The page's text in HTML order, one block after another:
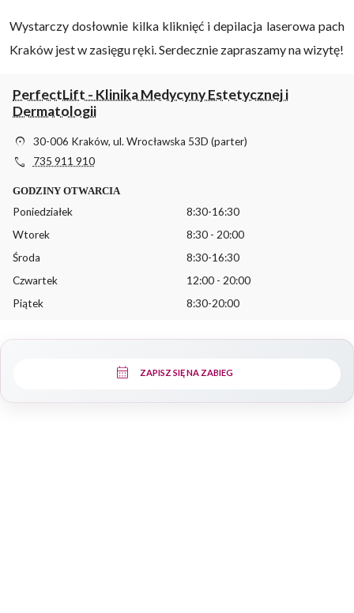
Wystarczy dosłownie kilka kliknięć i depilacja laserowa pach
Kraków jest w zasięgu ręki. Serdecznie zapraszamy na wizytę!
PerfectLift - Klinika Medycyny Estetycznej i
Dermatologii
location_on 30-006 Kraków, ul. Wrocławska 53D (parter)
phone 735 911 910
GODZINY OTWARCIA
Poniedziałek
8:30-16:30
Wtorek
8:30 - 20:00
Środa
8:30-16:30
Czwartek
12:00 - 20:00
Piątek
8:30-20:00
calendar_month ZAPISZ SIĘ NA ZABIEG